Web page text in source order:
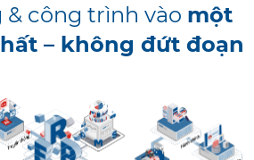
& công trình vào một
– không đứt đoạn